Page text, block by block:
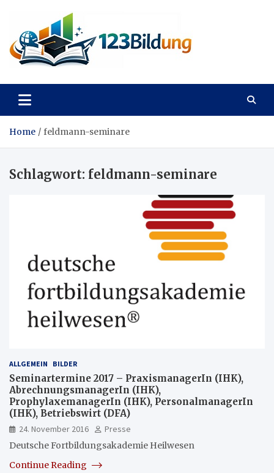
content
123Bildung
Home feldmann-seminare
Schlagwort: feldmann-seminare
ALLGEMEIN BILDER
Seminartermine 2017 – PraxismanagerIn (IHK),
AbrechnungsmanagerIn (IHK),
ProphylaxemanagerIn (IHK), PersonalmanagerIn
(IHK), Betriebswirt (DFA)
24. November 2016
Presse
Deutsche Fortbildungsakademie Heilwesen
Continue Reading